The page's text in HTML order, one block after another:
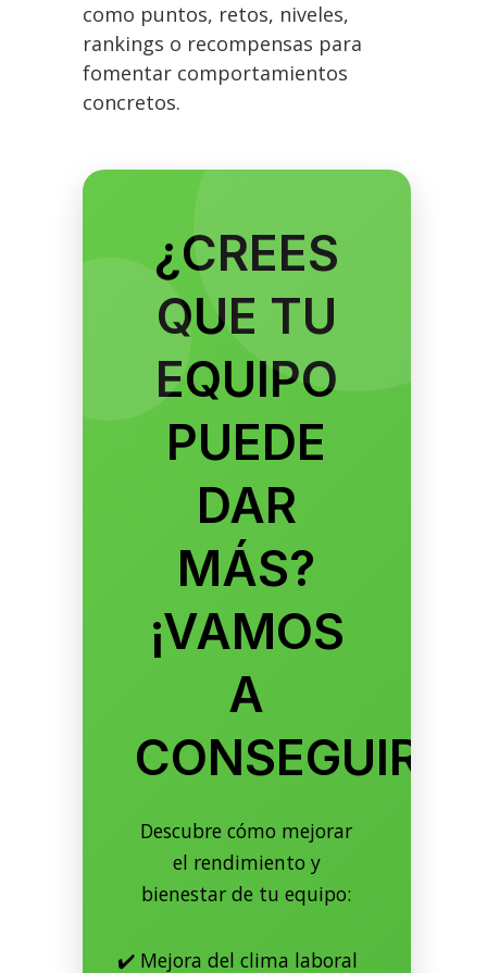
como puntos, retos, niveles,
rankings o recompensas para
fomentar comportamientos
concretos.
¿CREES
QUE TU
EQUIPO
PUEDE
DAR
MÁS?
¡VAMOS
A
Descubre cómo mejorar
el rendimiento y
bienestar de tu equipo:
✔️ Mejora del clima laboral